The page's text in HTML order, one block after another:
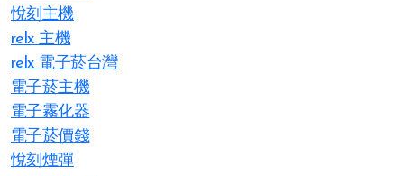
悅刻主機
relx 主機
relx 電子菸台灣
電子菸主機
電子霧化器
電子菸價錢
悅刻煙彈